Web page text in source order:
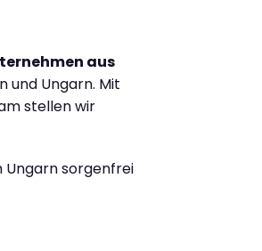
aus
und Ungarn. Mit
stellen wir
Ungarn sorgenfrei